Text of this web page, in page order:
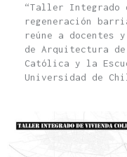
“Taller Integrado
regeneración
reúne a docentes
de Arquitectura
Católica y la
Universidad de